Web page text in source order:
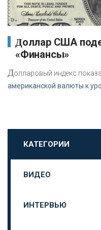
Доллар США подешевел в мире -
«Финансы»
Долларовый индекс
американской валюты к
КАТЕГОРИИ
ВИДЕО
ИНТЕРВЬЮ